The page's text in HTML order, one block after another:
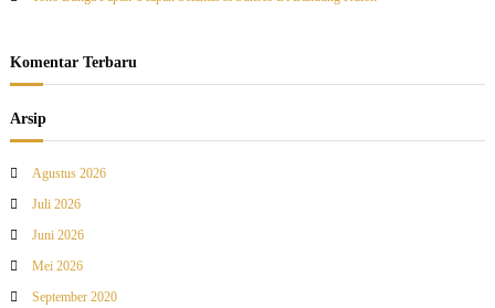
Komentar Terbaru
Arsip
Agustus 2026
Juli 2026
Juni 2026
Mei 2026
September 2020